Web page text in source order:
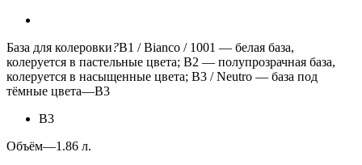
База для колеровки?B1 / Bianco / 1001 — белая база,
колеруется в пастельные цвета; B2 — полупрозрачная база,
колеруется в насыщенные цвета; B3 / Neutro — база под
тёмные цвета—B3
B3
Объём—1.86 л.